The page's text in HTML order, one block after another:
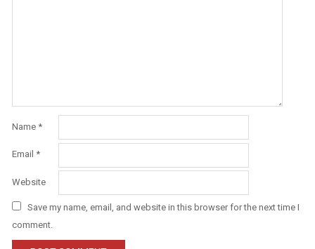
Name *
Email *
Website
Save my name, email, and website in this browser for the next time I
comment.